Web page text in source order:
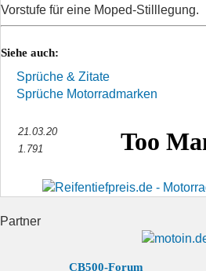
Vorstufe für eine Moped-Stilllegung.
Siehe auch:
Sprüche & Zitate
Sprüche Motorradmarken
21.03.20
1.791
Partner
CB500-Forum